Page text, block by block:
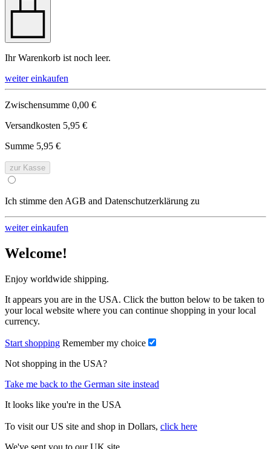
Ihr Warenkorb ist noch leer.
weiter einkaufen
Zwischensumme 0,00 €
Versandkosten 5,95 €
Summe 5,95 €
zur Kasse
Ich stimme den AGB and Datenschutzerklärung zu
weiter einkaufen
Welcome!
Enjoy worldwide shipping.
It appears you are in the USA. Click the button below to be taken to
your local website where you can continue shopping in your local
currency.
Start shopping Remember my choice
Not shopping in the USA?
Take me back to the German site instead
It looks like you're in the USA
To visit our US site and shop in Dollars, click here
We've sent you to our UK site